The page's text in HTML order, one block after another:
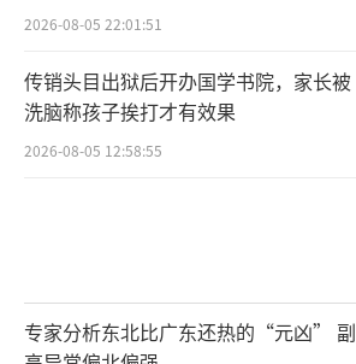
2026-08-05 22:01:51
传销头目出狱后开办国学书院，家长被
洗脑称孩子挨打才有效果
2026-08-05 12:58:55
专家分析东北比广东还热的“元凶” 副